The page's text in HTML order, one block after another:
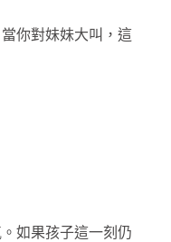
你對妹妹大叫，這
如果孩子這一刻仍